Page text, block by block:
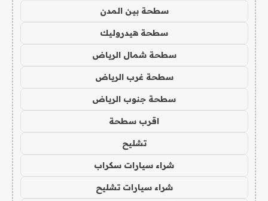
سطحة بين المدن
سطحة هيدروليك
سطحة شمال الرياض
سطحة غرب الرياض
سطحة جنوب الرياض
اقرب سطحة
تشليح
شراء سيارات سكراب
شراء سيارات تشليح